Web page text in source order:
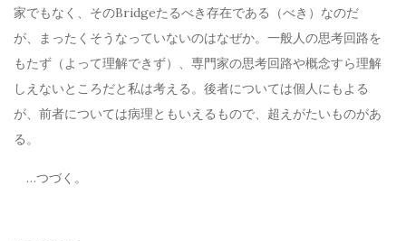
家でもなく、そのBridgeたるべき存在である（べき）なのだ
が、まったくそうなっていないのはなぜか。一般人の思考回路を
もたず（よって理解できず）、専門家の思考回路や概念すら理解
しえないところだと私は考える。後者については個人にもよる
が、前者については病理ともいえるもので、超えがたいものがあ
る。
…つづく。